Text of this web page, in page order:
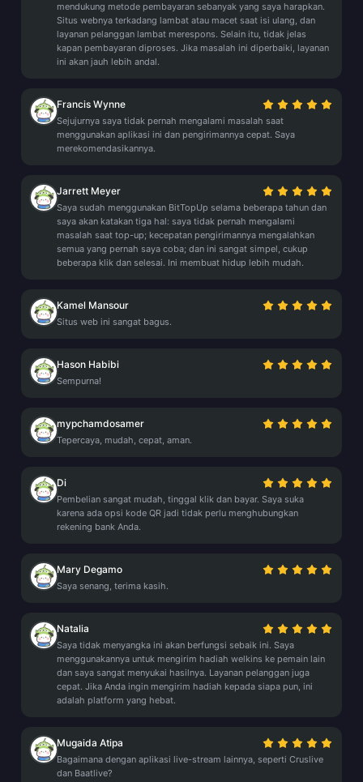
mendukung metode pembayaran sebanyak yang saya harapkan.
Situs webnya terkadang lambat atau macet saat isi ulang, dan
layanan pelanggan lambat merespons. Selain itu, tidak jelas
kapan pembayaran diproses. Jika masalah ini diperbaiki, layanan
ini akan jauh lebih andal.
Francis Wynne
Sejujurnya saya tidak pernah mengalami masalah saat
menggunakan aplikasi ini dan pengirimannya cepat. Saya
merekomendasikannya.
Jarrett Meyer
Saya sudah menggunakan BitTopUp selama beberapa tahun dan
saya akan katakan tiga hal: saya tidak pernah mengalami
masalah saat top-up; kecepatan pengirimannya mengalahkan
semua yang pernah saya coba; dan ini sangat simpel, cukup
beberapa klik dan selesai. Ini membuat hidup lebih mudah.
Kamel Mansour
Situs web ini sangat bagus.
Hason Habibi
Sempurna!
mypchamdosamer
Tepercaya, mudah, cepat, aman.
Di
Pembelian sangat mudah, tinggal klik dan bayar. Saya suka
karena ada opsi kode QR jadi tidak perlu menghubungkan
rekening bank Anda.
Mary Degamo
Saya senang, terima kasih.
Natalia
Saya tidak menyangka ini akan berfungsi sebaik ini. Saya
menggunakannya untuk mengirim hadiah welkins ke pemain lain
dan saya sangat menyukai hasilnya. Layanan pelanggan juga
cepat. Jika Anda ingin mengirim hadiah kepada siapa pun, ini
adalah platform yang hebat.
Mugaida Atipa
Bagaimana dengan aplikasi live-stream lainnya, seperti Cruslive
dan Baatlive?